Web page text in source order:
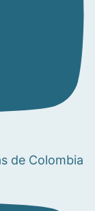
de Colombia